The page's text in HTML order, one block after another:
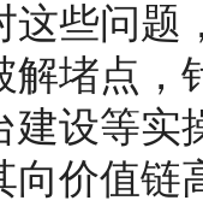
这些问题
解堵点，
建设等
向价值链